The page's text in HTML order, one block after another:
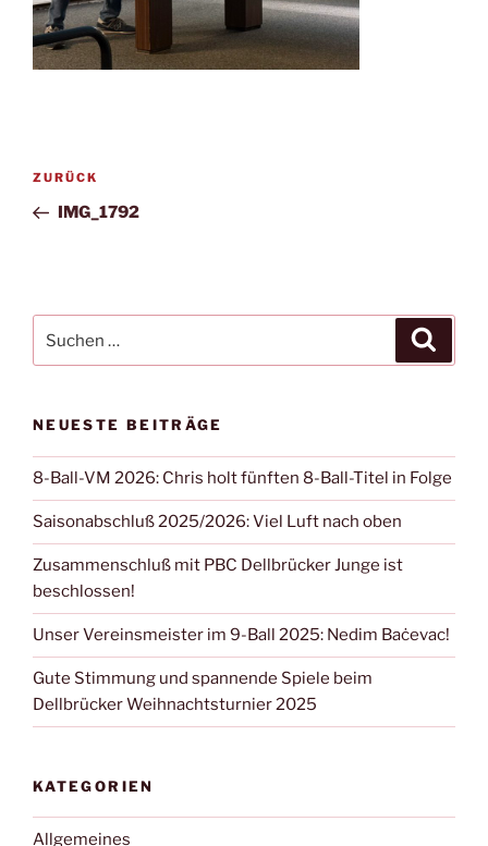
Beitragsnavigation
Vorheriger
Beitrag
ZURÜCK
IMG_1792
nach:
NEUESTE BEITRÄGE
8-Ball-VM 2026: Chris holt fünften 8-Ball-Titel in Folge
Saisonabschluß 2025/2026: Viel Luft nach oben
Zusammenschluß mit PBC Dellbrücker Junge ist
beschlossen!
Unser Vereinsmeister im 9-Ball 2025: Nedim Baċevac!
Gute Stimmung und spannende Spiele beim
Dellbrücker Weihnachtsturnier 2025
KATEGORIEN
Allgemeines